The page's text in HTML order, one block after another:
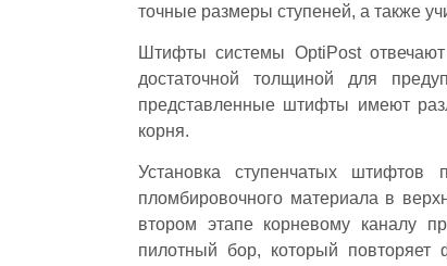
точные размеры ступеней, а также
Штифты системы OptiPost
достаточной толщиной для
представленные штифты имеют
корня.
Установка ступенчатых
пломбировочного материала в
втором этапе корневому каналу
пилотный бор, который